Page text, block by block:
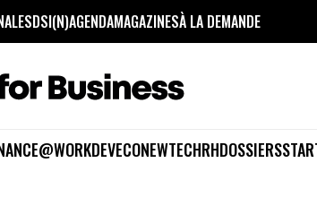
DSI(N)AGENDAMAGAZINESÀ LA DEMANDE
@WORKDEVECONEWTECHRHDOSSIERS